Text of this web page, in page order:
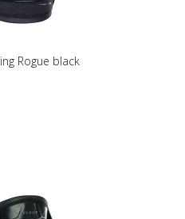
Rogue black